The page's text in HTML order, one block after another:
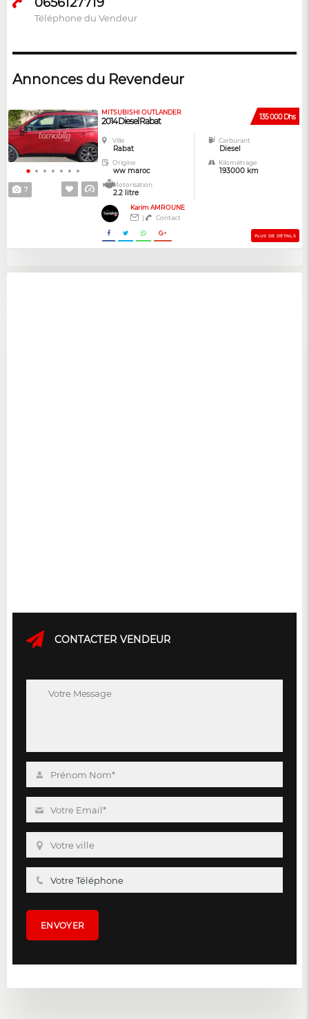
Téléphone du Vendeur
Annonces du Revendeur
7
135 000 Dhs
MITSUBISHI OUTLANDER
2014 Diesel Rabat
Ville
Rabat
Carburant
Diesel
Origine
ww maroc
Kilométrage
193000 km
Motorisation
2.2 litre
Karim AMROUNE
|
Contact
PLUS DE DÉTAILS
CONTACTER VENDEUR